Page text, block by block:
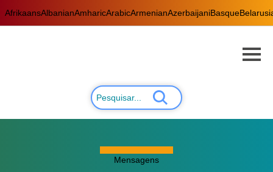
AfrikaansAlbanianAmharicArabicArmenianAzerbaijaniBasque
Mensagens